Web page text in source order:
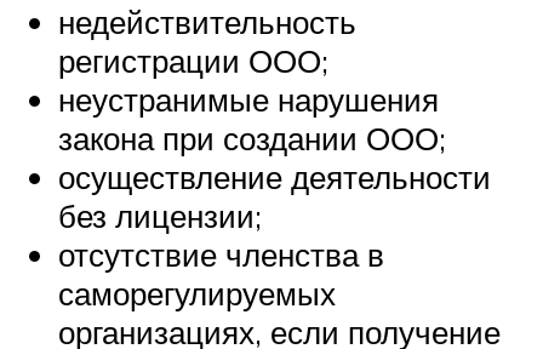
недействительность
регистрации ООО;
неустранимые нарушения
закона при создании ООО;
осуществление деятельности
без лицензии;
отсутствие членства в
саморегулируемых
организациях, если получение